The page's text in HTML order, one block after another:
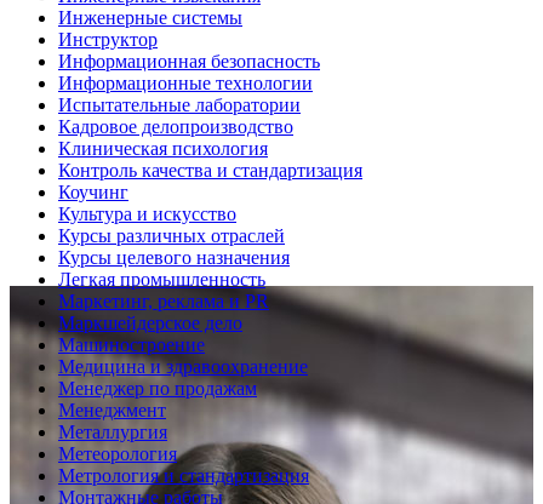
Инженерные системы
Инструктор
Информационная безопасность
Информационные технологии
Испытательные лаборатории
Кадровое делопроизводство
Клиническая психология
Контроль качества и стандартизация
Коучинг
Культура и искусство
Курсы различных отраслей
Курсы целевого назначения
Легкая промышленность
Маркетинг, реклама и PR
Маркшейдерское дело
Машиностроение
Медицина и здравоохранение
Менеджер по продажам
Менеджмент
Металлургия
Метеорология
Метрология и стандартизация
Монтажные работы